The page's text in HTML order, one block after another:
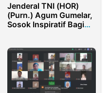
Jenderal TNI (HOR)
(Purn.) Agum Gumelar,
Sosok Inspiratif Bagi